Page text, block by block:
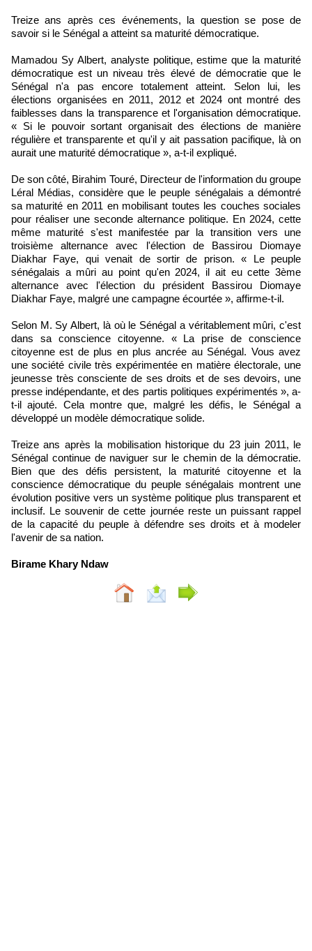
Treize ans après ces événements, la question se pose de
savoir si le Sénégal a atteint sa maturité démocratique.
Mamadou Sy Albert, analyste politique, estime que la maturité
démocratique est un niveau très élevé de démocratie que le
Sénégal n'a pas encore totalement atteint. Selon lui, les
élections organisées en 2011, 2012 et 2024 ont montré des
faiblesses dans la transparence et l'organisation démocratique.
« Si le pouvoir sortant organisait des élections de manière
régulière et transparente et qu'il y ait passation pacifique, là on
aurait une maturité démocratique », a-t-il expliqué.
De son côté, Birahim Touré, Directeur de l'information du groupe
Léral Médias, considère que le peuple sénégalais a démontré
sa maturité en 2011 en mobilisant toutes les couches sociales
pour réaliser une seconde alternance politique. En 2024, cette
même maturité s'est manifestée par la transition vers une
troisième alternance avec l'élection de Bassirou Diomaye
Diakhar Faye, qui venait de sortir de prison. « Le peuple
sénégalais a mûri au point qu'en 2024, il ait eu cette 3ème
alternance avec l'élection du président Bassirou Diomaye
Diakhar Faye, malgré une campagne écourtée », affirme-t-il.
Selon M. Sy Albert, là où le Sénégal a véritablement mûri, c'est
dans sa conscience citoyenne. « La prise de conscience
citoyenne est de plus en plus ancrée au Sénégal. Vous avez
une société civile très expérimentée en matière électorale, une
jeunesse très consciente de ses droits et de ses devoirs, une
presse indépendante, et des partis politiques expérimentés », a-
t-il ajouté. Cela montre que, malgré les défis, le Sénégal a
développé un modèle démocratique solide.
Treize ans après la mobilisation historique du 23 juin 2011, le
Sénégal continue de naviguer sur le chemin de la démocratie.
Bien que des défis persistent, la maturité citoyenne et la
conscience démocratique du peuple sénégalais montrent une
évolution positive vers un système politique plus transparent et
inclusif. Le souvenir de cette journée reste un puissant rappel
de la capacité du peuple à défendre ses droits et à modeler
l'avenir de sa nation.
Birame Khary Ndaw